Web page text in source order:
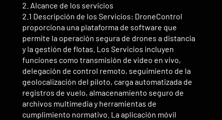
2. Alcance de los servicios
2.1 Descripción de los Servicios: DroneControl
proporciona una plataforma de software que
permite la operación segura de drones a distancia
y la gestión de flotas. Los Servicios incluyen
funciones como transmisión de video en vivo,
delegación de control remoto, seguimiento de la
geolocalización del piloto, carga automatizada de
registros de vuelo, almacenamiento seguro de
archivos multimedia y herramientas de
cumplimiento normativo. La aplicación móvil